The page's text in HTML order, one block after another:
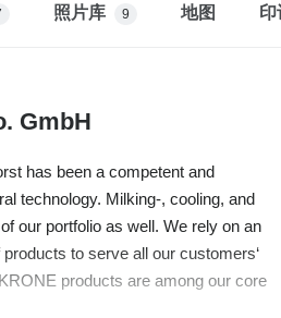
照片库 9 地图
GmbH
has been a competent and
technology. Milking-, cooling, and
our portfolio as well. We rely on an
to serve all our customers‘
products are among our core